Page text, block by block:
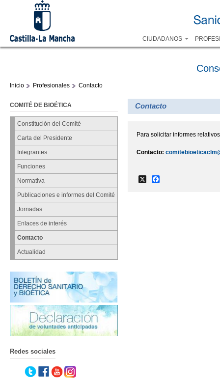
CIUDADANOS
Inicio Profesionales Contacto
COMITÉ DE BIOÉTICA
Constitución del Comité
Carta del Presidente
Integrantes
Funciones
Normativa
Publicaciones e informes del Comité
Jornadas
Enlaces de interés
Contacto
Actualidad
Redes sociales
Contacto
Para solicitar informes
Contacto: